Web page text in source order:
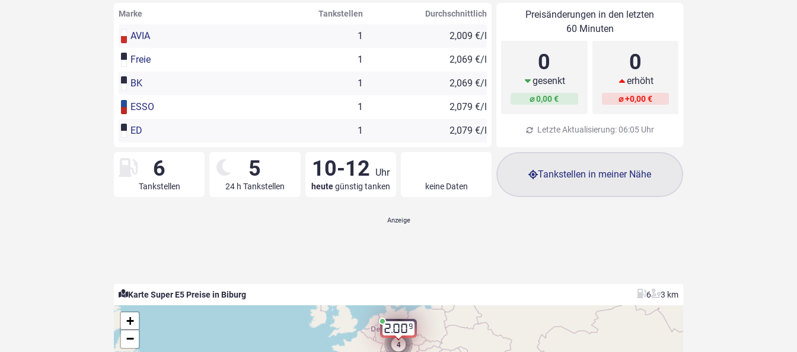
Marke Tankstellen Durchschnittlich
AVIA 1 2,009 €/l
Freie 1 2,069 €/l
BK 1 2,069 €/l
ESSO 1 2,079 €/l
ED 1 2,079 €/l
Preisänderungen in den letzten
60 Minuten
0
gesenkt
⌀ 0,00 €
0
erhöht
⌀ +0,00 €
Letzte Aktualisierung: 06:05 Uhr
6
Tankstellen
5
24 h Tankstellen
10-12 Uhr
heutegünstig tanken keine Daten
Tankstellen in meiner Nähe
Karte Super E5 Preise in Biburg 6 3 km
2.009
4
+
−